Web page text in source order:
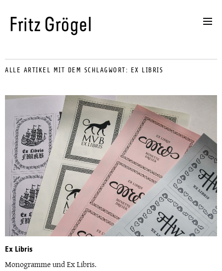
ALLE ARTIKEL MIT DEM SCHLAGWORT: EX LIBRIS
Ex Libris
Monogramme und Ex Libris.